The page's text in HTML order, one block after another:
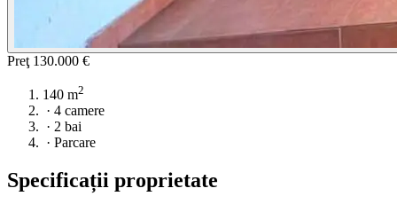
Preţ 130.000 €
140 m2
· 4 camere
· 2 bai
· Parcare
Specificații proprietate